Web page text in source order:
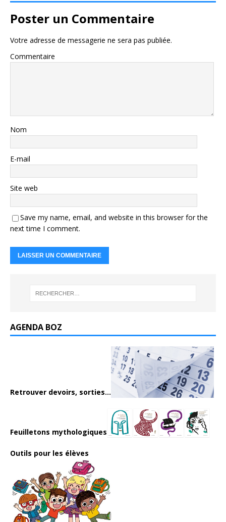
Poster un Commentaire
Votre adresse de messagerie ne sera pas publiée.
Commentaire
Nom
E-mail
Site web
Save my name, email, and website in this browser for the
next time I comment.
AGENDA BOZ
Retrouver devoirs, sorties...
Feuilletons mythologiques
Outils pour les élèves